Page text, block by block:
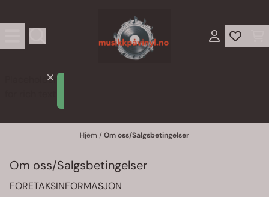
Placeholder
Hjem / Om oss/Salgsbetingelser
Om oss/Salgsbetingelser
FORETAKSINFORMASJON